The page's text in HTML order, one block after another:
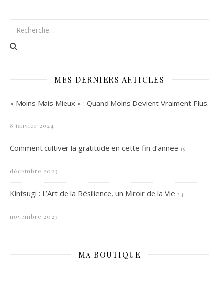
MES DERNIERS ARTICLES
« Moins Mais Mieux » : Quand Moins Devient Vraiment Plus.
8 janvier 2024
Comment cultiver la gratitude en cette fin d’année 15
décembre 2023
Kintsugi : L’Art de la Résilience, un Miroir de la Vie 24
novembre 2023
MA BOUTIQUE